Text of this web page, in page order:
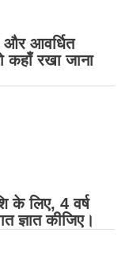
आवर्धित
कहाँ रखा जाना
के लिए, 4 वर्ष
ज्ञात कीजिए।